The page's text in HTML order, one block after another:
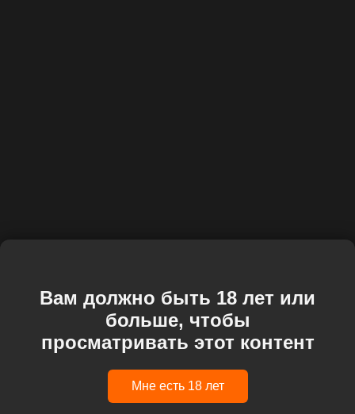
Вам должно быть 18 лет или
больше, чтобы
просматривать этот контент
Мне есть 18 лет